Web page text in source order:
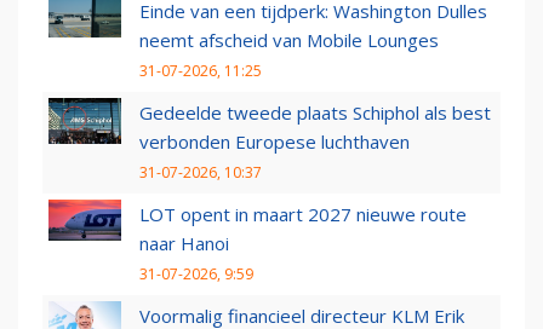
Einde van een tijdperk: Washington Dulles
neemt afscheid van Mobile Lounges
31-07-2026, 11:25
Gedeelde tweede plaats Schiphol als best
verbonden Europese luchthaven
31-07-2026, 10:37
LOT opent in maart 2027 nieuwe route
naar Hanoi
31-07-2026, 9:59
Voormalig financieel directeur KLM Erik